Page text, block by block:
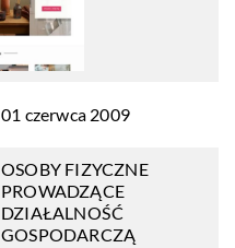
01 czerwca 2009
OSOBY FIZYCZNE
PROWADZĄCE
DZIAŁALNOŚĆ
GOSPODARCZĄ